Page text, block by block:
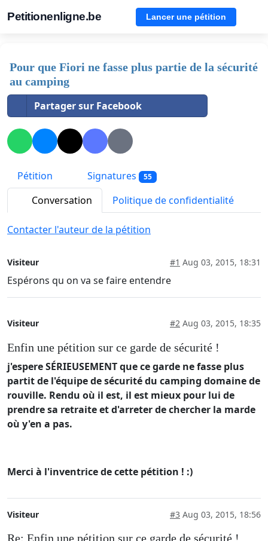
Petitionenligne.be Lancer une pétition
Pour que Fiori ne fasse plus partie de la sécurité
au camping
Partager sur Facebook
Pétition Signatures 55
Conversation Politique de confidentialité
Contacter l'auteur de la pétition
Visiteur #1 Aug 03, 2015, 18:31
Espérons qu on va se faire entendre
Visiteur #2 Aug 03, 2015, 18:35
Enfin une pétition sur ce garde de sécurité !
j'espere SÉRIEUSEMENT que ce garde ne fasse plus
partit de l'équipe de sécurité du camping domaine de
rouville. Rendu où il est, il est mieux pour lui de
prendre sa retraite et d'arreter de chercher la marde
où y'en a pas.
Merci à l'inventrice de cette pétition ! :)
Visiteur #3 Aug 03, 2015, 18:56
Re: Enfin une pétition sur ce garde de sécurité !